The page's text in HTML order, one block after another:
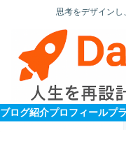
思考をデザインし
ブログ紹介プロフィールプ